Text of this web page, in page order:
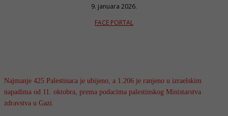
9. januara 2026.
FACE PORTAL
Najmanje 425 Palestinaca je ubijeno, a 1.206 je ranjeno u izraelskim
napadima od 11. oktobra, prema podacima palestinskog Ministarstva
zdravstva u Gazi.